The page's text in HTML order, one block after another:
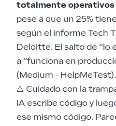
totalmente operativos
pese a que un 25%
según el informe Tech
Deloitte. El salto de “lo
a “funciona en
(Medium - HelpMeTest).
⚠️ Cuidado con la
IA escribe código y
ese mismo código.